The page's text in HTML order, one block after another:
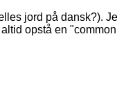
jord på dansk?).
opstå en